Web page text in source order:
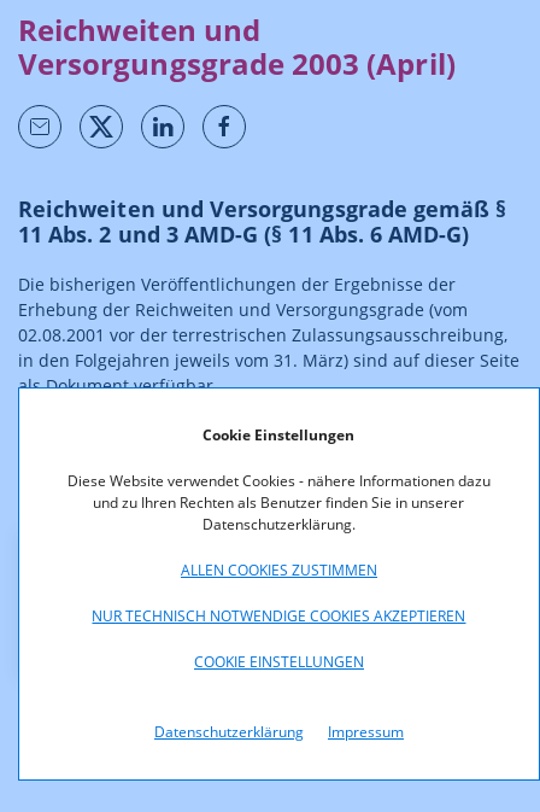
Cookie Einstellungen
Diese Website verwendet Cookies - nähere Informationen dazu
und zu Ihren Rechten als Benutzer finden Sie in unserer
Datenschutzerklärung.
ALLEN COOKIES ZUSTIMMEN
NUR TECHNISCH NOTWENDIGE COOKIES AKZEPTIEREN
COOKIE EINSTELLUNGEN
Datenschutzerklärung Impressum
Reichweiten und
Versorgungsgrade 2003 (April)
Reichweiten und Versorgungsgrade gemäß §
11 Abs. 2 und 3 AMD-G (§ 11 Abs. 6 AMD-G)
Die bisherigen Veröffentlichungen der Ergebnisse der
Erhebung der Reichweiten und Versorgungsgrade (vom
02.08.2001 vor der terrestrischen Zulassungsausschreibung,
in den Folgejahren jeweils vom 31. März) sind auf dieser Seite
als Dokument verfügbar.
Auf die in den jeweiligen Veröffentlichungen angeführten
2, 3 und 6 AMD-G) wird ausdrücklich hingewiesen.
Reichweitenerhebung_April_2003.pdf (pdf, 101,9 KB)